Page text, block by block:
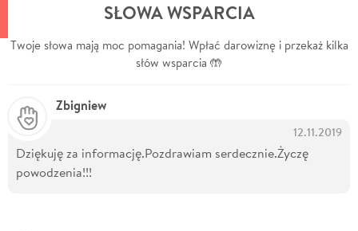
SŁOWA WSPARCIA
Twoje słowa mają moc pomagania! Wpłać darowiznę i przekaż kilka
słów wsparcia 🤲
Zbigniew
12.11.2019
Dziękuję za informację.Pozdrawiam serdecznie.Życzę
powodzenia!!!